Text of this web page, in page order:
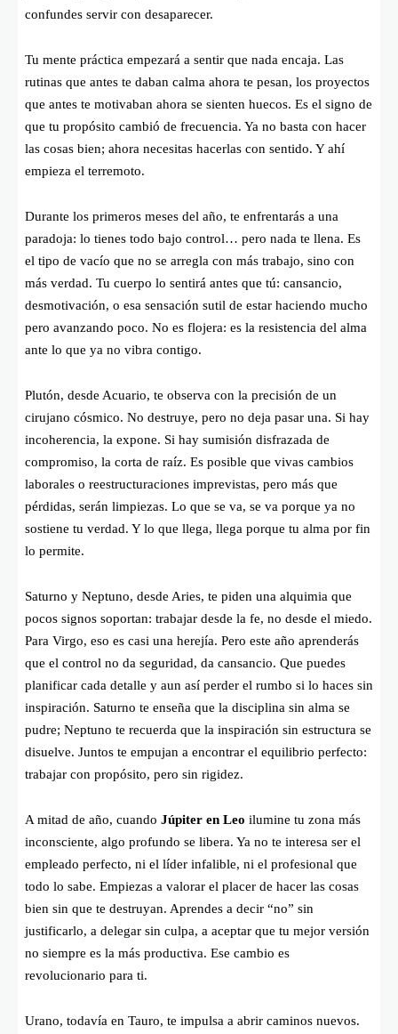
confundes servir con desaparecer.
Tu mente práctica empezará a sentir que nada encaja. Las
rutinas que antes te daban calma ahora te pesan, los proyectos
que antes te motivaban ahora se sienten huecos. Es el signo de
que tu propósito cambió de frecuencia. Ya no basta con hacer
las cosas bien; ahora necesitas hacerlas con sentido. Y ahí
empieza el terremoto.
Durante los primeros meses del año, te enfrentarás a una
paradoja: lo tienes todo bajo control… pero nada te llena. Es
el tipo de vacío que no se arregla con más trabajo, sino con
más verdad. Tu cuerpo lo sentirá antes que tú: cansancio,
desmotivación, o esa sensación sutil de estar haciendo mucho
pero avanzando poco. No es flojera: es la resistencia del alma
ante lo que ya no vibra contigo.
Plutón, desde Acuario, te observa con la precisión de un
cirujano cósmico. No destruye, pero no deja pasar una. Si hay
incoherencia, la expone. Si hay sumisión disfrazada de
compromiso, la corta de raíz. Es posible que vivas cambios
laborales o reestructuraciones imprevistas, pero más que
pérdidas, serán limpiezas. Lo que se va, se va porque ya no
sostiene tu verdad. Y lo que llega, llega porque tu alma por fin
lo permite.
Saturno y Neptuno, desde Aries, te piden una alquimia que
pocos signos soportan: trabajar desde la fe, no desde el miedo.
Para Virgo, eso es casi una herejía. Pero este año aprenderás
que el control no da seguridad, da cansancio. Que puedes
planificar cada detalle y aun así perder el rumbo si lo haces sin
inspiración. Saturno te enseña que la disciplina sin alma se
pudre; Neptuno te recuerda que la inspiración sin estructura se
disuelve. Juntos te empujan a encontrar el equilibrio perfecto:
trabajar con propósito, pero sin rigidez.
A mitad de año, cuando Júpiter en Leo ilumine tu zona más
inconsciente, algo profundo se libera. Ya no te interesa ser el
empleado perfecto, ni el líder infalible, ni el profesional que
todo lo sabe. Empiezas a valorar el placer de hacer las cosas
bien sin que te destruyan. Aprendes a decir “no” sin
justificarlo, a delegar sin culpa, a aceptar que tu mejor versión
no siempre es la más productiva. Ese cambio es
revolucionario para ti.
Urano, todavía en Tauro, te impulsa a abrir caminos nuevos.